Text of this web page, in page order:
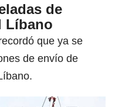
de
Líbano
que ya se
de envío de